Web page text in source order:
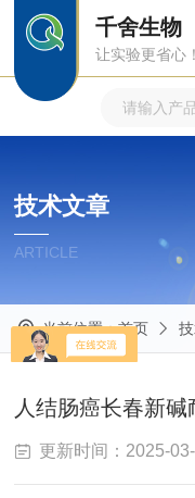
千舍生物
让实验更省心！
技术文章
ARTICLE
当前位置：首页
人结肠癌长春新
更新时间：2025-